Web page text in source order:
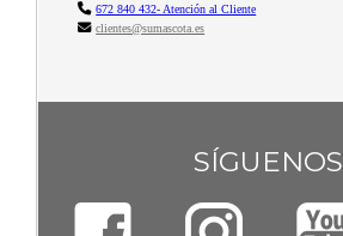
672 840 432- Atención al Cliente
clientes@sumascota.es
SÍGUENOS